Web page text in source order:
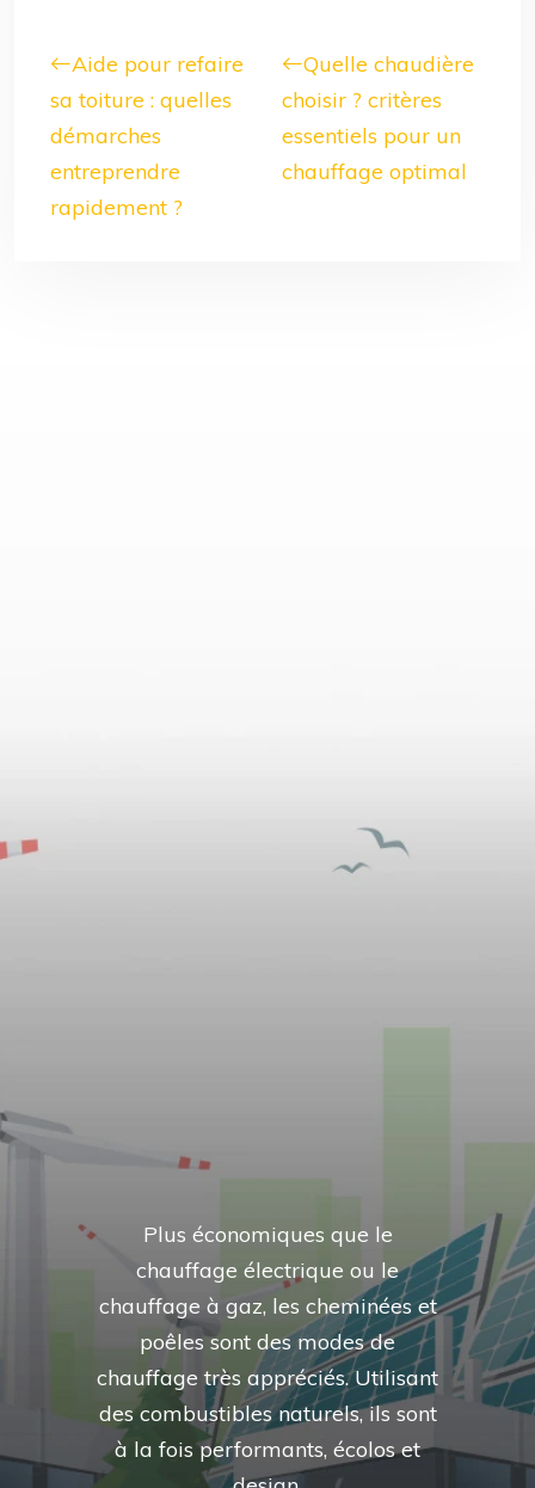
Aide pour refaire
sa toiture : quelles
démarches
entreprendre
rapidement ?
Quelle chaudière
choisir ? critères
essentiels pour un
chauffage optimal
Plus économiques que le
chauffage électrique ou le
chauffage à gaz, les cheminées et
poêles sont des modes de
chauffage très appréciés. Utilisant
des combustibles naturels, ils sont
à la fois performants, écolos et